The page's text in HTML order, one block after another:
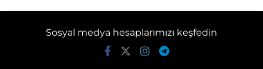
Sosyal medya hesaplarımızı keşfedin